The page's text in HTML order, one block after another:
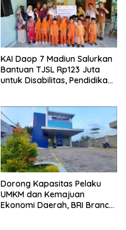
KAI Daop 7 Madiun Salurkan
Bantuan TJSL Rp123 Juta
untuk Disabilitas, Pendidikan,
Dorong Kapasitas Pelaku
UMKM dan Kemajuan
Ekonomi Daerah, BRI Branch